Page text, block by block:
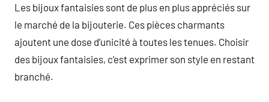
Les bijoux fantaisies sont de plus en plus appréciés sur
le marché de la bijouterie. Ces pièces charmants
ajoutent une dose d’unicité à toutes les tenues. Choisir
des bijoux fantaisies, c’est exprimer son style en restant
branché.